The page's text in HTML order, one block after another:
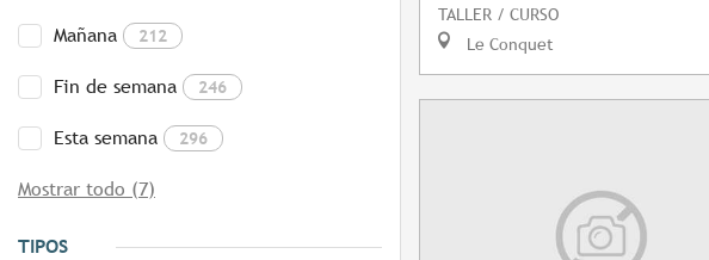
Mañana 212
Fin de semana 246
Esta semana 296
Mostrar todo (7)
TIPOS
TALLER / CURSO
Le Conquet